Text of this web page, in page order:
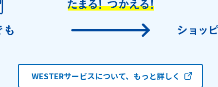
WESTERサービスについて、もっと詳しく